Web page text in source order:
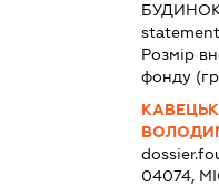
БУДИНОК
Розмір
фонду
04074,